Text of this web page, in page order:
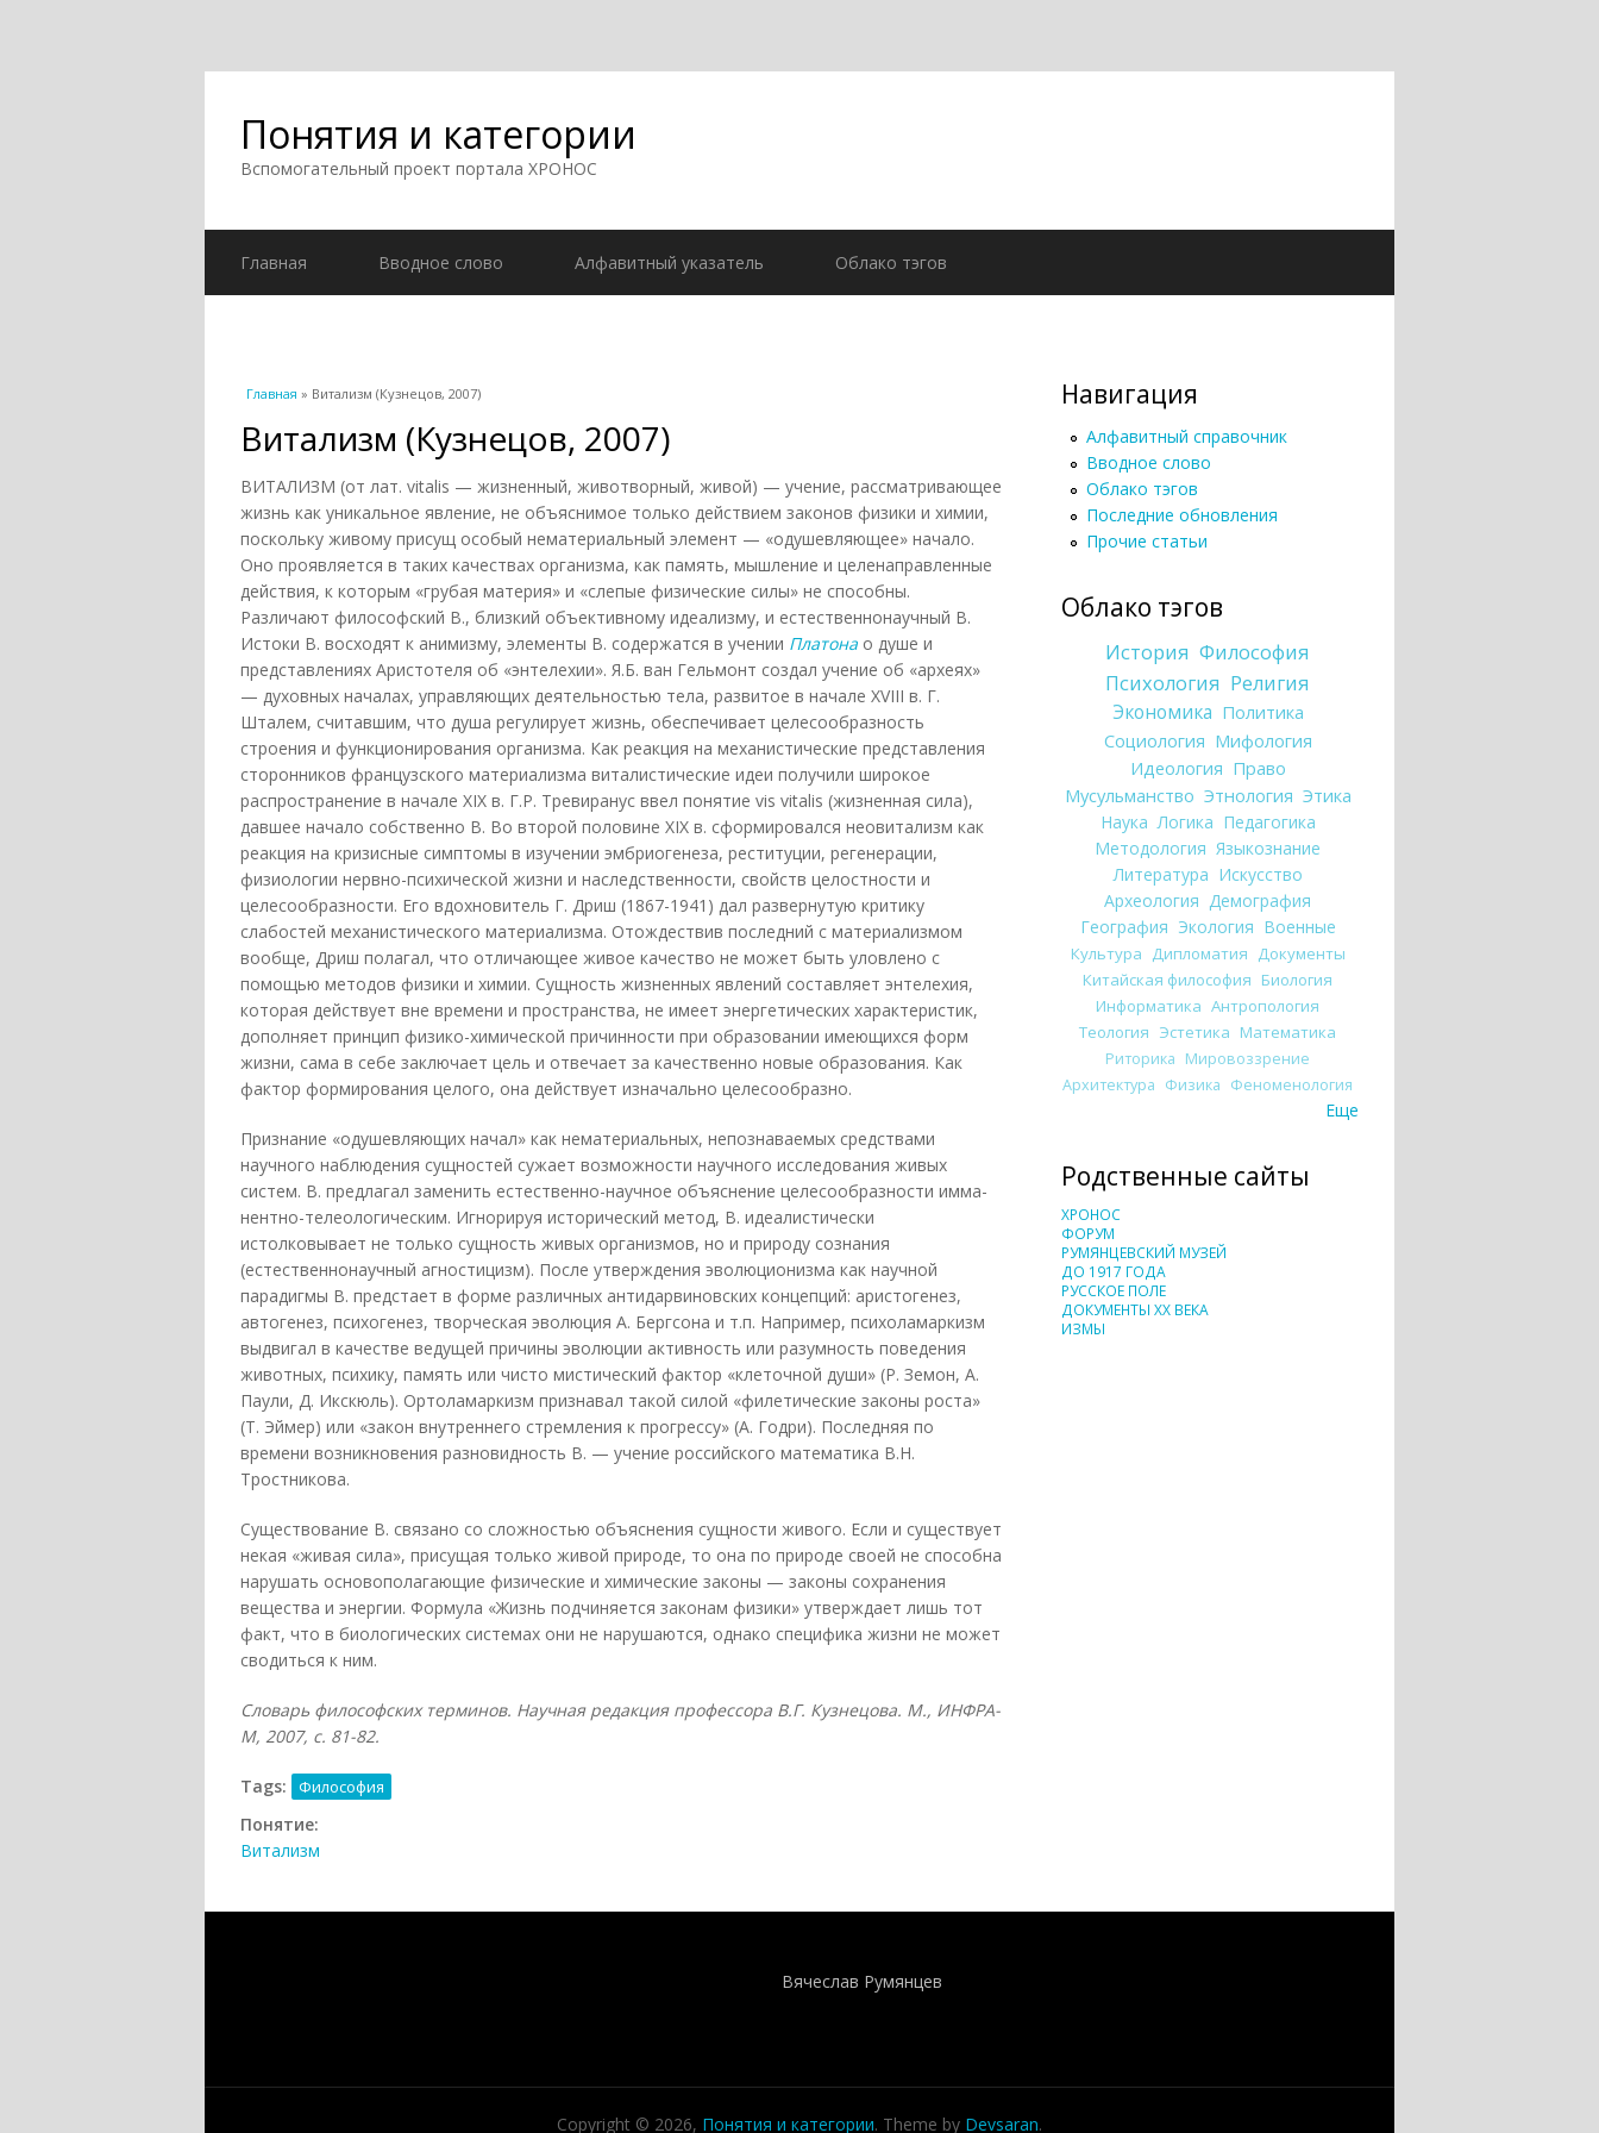
Понятия и категории
Вспомогательный проект портала ХРОНОС
Главная Вводное слово Алфавитный указатель Облако тэгов
Вы здесь
Главная » Витализм (Кузнецов, 2007)
Витализм (Кузнецов, 2007)
ВИТАЛИЗМ (от лат. vitalis — жизненный, животворный, живой) — учение, рассматривающее
жизнь как уникальное явление, не объяснимое только действием законов физики и химии,
поскольку живому присущ особый нематериальный элемент — «одушевляющее» начало.
Оно проявляется в таких качествах организма, как память, мышление и целенаправленные
действия, к которым «грубая материя» и «слепые физические силы» не способны.
Различают философский В., близкий объективному идеализму, и естественнонаучный В.
Истоки В. восходят к анимизму, элементы В. содержатся в учении Платона о душе и
представлениях Аристотеля об «энтелехии». Я.Б. ван Гельмонт создал учение об «археях»
— духовных началах, управляющих деятельностью тела, развитое в начале XVIII в. Г.
Шталем, считавшим, что душа регулирует жизнь, обеспечивает целесообразность
строения и функционирования организма. Как реакция на механистические представления
сторонников французского материализма виталистические идеи получили широкое
распространение в начале XIX в. Г.Р. Тревиранус ввел понятие vis vitalis (жизненная сила),
давшее начало собственно В. Во второй половине XIX в. сформировался неовитализм как
реакция на кризисные симптомы в изучении эмбриогенеза, реституции, регенерации,
физиологии нервно-психической жизни и наследственности, свойств целостности и
целесообразности. Его вдохновитель Г. Дриш (1867-1941) дал развернутую критику
слабостей механистического материализма. Отождествив последний с материализмом
вообще, Дриш полагал, что отличающее живое качество не может быть уловлено с
помощью методов физики и химии. Сущность жизненных явлений составляет энтелехия,
которая действует вне времени и пространства, не имеет энергетических характеристик,
дополняет принцип физико-химической причинности при образовании имеющихся форм
жизни, сама в себе заключает цель и отвечает за качественно новые образования. Как
фактор формирования целого, она действует изначально целесообразно.
Признание «одушевляющих начал» как нематериальных, непознаваемых средствами
научного наблюдения сущностей сужает возможности научного исследования живых
систем. В. предлагал заменить естественно-научное объяснение целесообразности имма-
нентно-телеологическим. Игнорируя исторический метод, В. идеалистически
истолковывает не только сущность живых организмов, но и природу сознания
(естественнонаучный агностицизм). После утверждения эволюционизма как научной
парадигмы В. предстает в форме различных антидарвиновских концепций: аристогенез,
автогенез, психогенез, творческая эволюция А. Бергсона и т.п. Например, психоламаркизм
выдвигал в качестве ведущей причины эволюции активность или разумность поведения
животных, психику, память или чисто мистический фактор «клеточной души» (Р. Земон, А.
Паули, Д. Икскюль). Ортоламаркизм признавал такой силой «филетические законы роста»
(Т. Эймер) или «закон внутреннего стремления к прогрессу» (А. Годри). Последняя по
времени возникновения разновидность В. — учение российского математика В.Н.
Тростникова.
Существование В. связано со сложностью объяснения сущности живого. Если и существует
некая «живая сила», присущая только живой природе, то она по природе своей не способна
нарушать основополагающие физические и химические законы — законы сохранения
вещества и энергии. Формула «Жизнь подчиняется законам физики» утверждает лишь тот
факт, что в биологических системах они не нарушаются, однако специфика жизни не может
сводиться к ним.
Словарь философских терминов. Научная редакция профессора В.Г. Кузнецова. М., ИНФРА-
М, 2007, с. 81-82.
Tags: Философия
Понятие:
Витализм
Навигация
Алфавитный справочник
Вводное слово
Облако тэгов
Последние обновления
Прочие статьи
Облако тэгов
История Философия
Психология Религия
Экономика Политика
Социология Мифология
Идеология Право
Мусульманство Этнология Этика
Наука Логика Педагогика
Методология Языкознание
Литература Искусство
Археология Демография
География Экология Военные
Культура Дипломатия Документы
Китайская философия Биология
Информатика Антропология
Теология Эстетика Математика
Риторика Мировоззрение
Архитектура Физика Феноменология
Еще
Родственные сайты
ХРОНОС
ФОРУМ
РУМЯНЦЕВСКИЙ МУЗЕЙ
ДО 1917 ГОДА
РУССКОЕ ПОЛЕ
ДОКУМЕНТЫ XX ВЕКА
ИЗМЫ
Вячеслав Румянцев
Copyright © 2026, Понятия и категории. Theme by Devsaran.